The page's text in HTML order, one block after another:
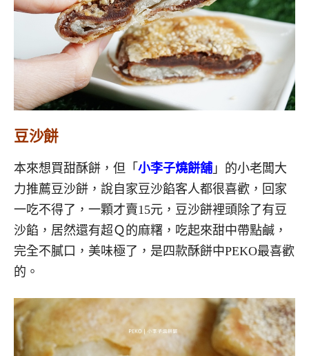
豆沙餅
本來想買甜酥餅，但「 小李子燒餅舖 」的小老闆大
力推薦豆沙餅，說自家豆沙餡客人都很喜歡，回家
一吃不得了，一顆才賣15元，豆沙餅裡頭除了有豆
沙餡，居然還有超Ｑ的麻糬，吃起來甜中帶點鹹，
完全不膩口，美味極了，是四款酥餅中PEKO最喜歡
的。